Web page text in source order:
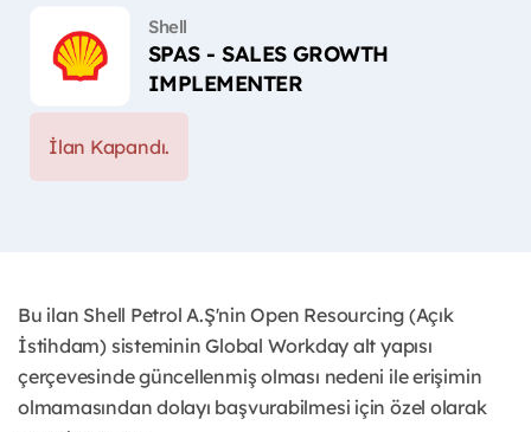
Shell
SPAS - SALES GROWTH
IMPLEMENTER
İlan Kapandı.
Bu ilan Shell Petrol A.Ş'nin Open Resourcing (Açık
İstihdam) sisteminin Global Workday alt yapısı
çerçevesinde güncellenmiş olması nedeni ile erişimin
olmamasından dolayı başvurabilmesi için özel olarak